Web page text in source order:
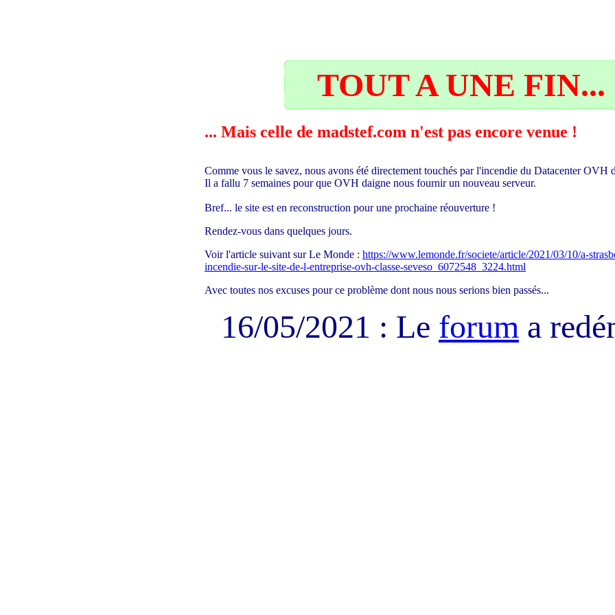
TOUT A UNE FIN...
... Mais celle de madstef.com n'est pas encore venue !
Comme vous le savez, nous avons été directement touchés par l'incendie du Datacenter OVH
Il a fallu 7 semaines pour que OVH daigne nous fournir un nouveau serveur.
Bref... le site est en reconstruction pour une prochaine réouverture !
Rendez-vous dans quelques jours.
Voir l'article suivant sur Le Monde : https://www.lemonde.fr/societe/article/2021/03/10/a-
incendie-sur-le-site-de-l-entreprise-ovh-classe-seveso_6072548_3224.html
Avec toutes nos excuses pour ce problème dont nous nous serions bien passés...
16/05/2021 : Le forum a